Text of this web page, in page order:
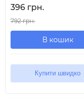
396 грн.
792 грн.
В кошик
Купити швидко